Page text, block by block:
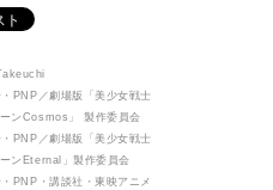
PNP／劇場版「美少女戦士
ンCosmos」 製作委員会
PNP／劇場版「美少女戦士
ンEternal」製作委員会
PNP・講談社・東映アニメ